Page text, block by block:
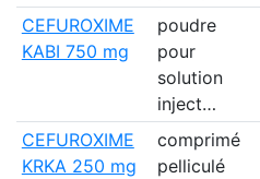
CEFUROXIME
KABI 750 mg
poudre
pour
solution
inject…
CEFUROXIME
KRKA 250 mg
comprimé
pelliculé